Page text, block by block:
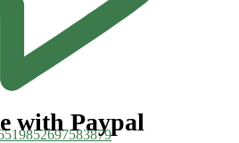
with Paypal